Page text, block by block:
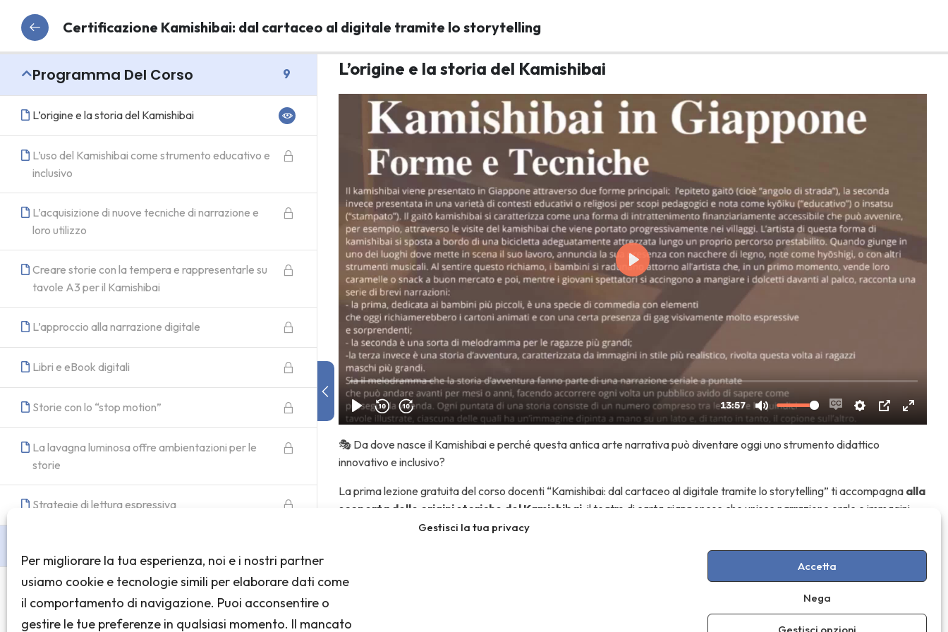
Gestisci la tua privacy
Per migliorare la tua esperienza, noi e i nostri partner
usiamo cookie e tecnologie simili per elaborare dati come
il comportamento di navigazione. Puoi acconsentire o
gestire le tue preferenze in qualsiasi momento. Il mancato
Accetta
Nega
Gestisci opzioni
Programma Del Corso 9
L’origine e la storia del Kamishibai
L’uso del Kamishibai come strumento educativo e
inclusivo
L’acquisizione di nuove tecniche di narrazione e
loro utilizzo
Creare storie con la tempera e rappresentarle su
tavole A3 per il Kamishibai
L’approccio alla narrazione digitale
Libri e eBook digitali
Storie con lo “stop motion”
La lavagna luminosa offre ambientazioni per le
storie
Strategie di lettura espressiva
Kamishibai, dal cartaceo al digitale tramite lo
storytelling 👇 TEST FINALE
41 domande
Certificazione Kamishibai: dal cartaceo al digitale tramite lo storytelling
L’origine e la storia del Kamishibai
🎭 Da dove nasce il Kamishibai e perché questa antica arte narrativa può diventare oggi uno strumento didattico
innovativo e inclusivo?
La prima lezione gratuita del corso docenti “Kamishibai: dal cartaceo al digitale tramite lo storytelling” ti accompagna alla
scoperta delle origini storiche del Kamishibai , il teatro di carta giapponese che unisce narrazione orale e immagini
illustrate in una forma espressiva coinvolgente e performativa.
contesto culturale del Giappone tra fine Ottocento e Novecento, quando i narratori ambulanti
(Kamishibaia) percorrevano le strade con una bicicletta attrezzata e un piccolo palco in legno, mostrando in sequenza
tavole illustrate mentre raccontavano storie al pubblico. La lezione ricostruisce l’evoluzione di questa pratica,
evidenziando il legame tra oralità, illustrazione e spettacolo dal vivo, e mettendo in luce i parallelismi europei.